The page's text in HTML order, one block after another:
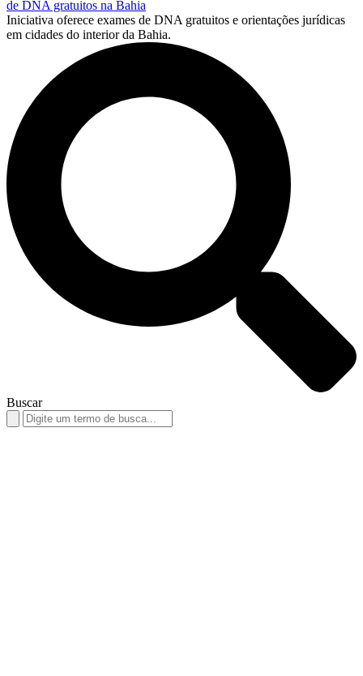
de DNA gratuitos na Bahia
Iniciativa oferece exames de DNA gratuitos e orientações jurídicas
em cidades do interior da Bahia.
Buscar
Search
for: